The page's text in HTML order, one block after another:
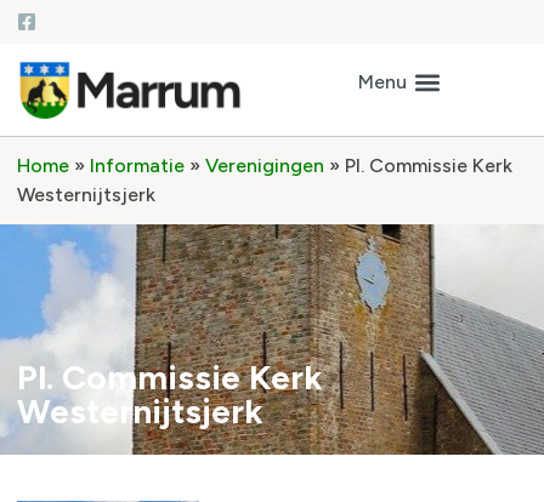
Home » Informatie » Verenigingen » Pl. Commissie Kerk
Westernijtsjerk
Pl. Commissie Kerk
Westernijtsjerk